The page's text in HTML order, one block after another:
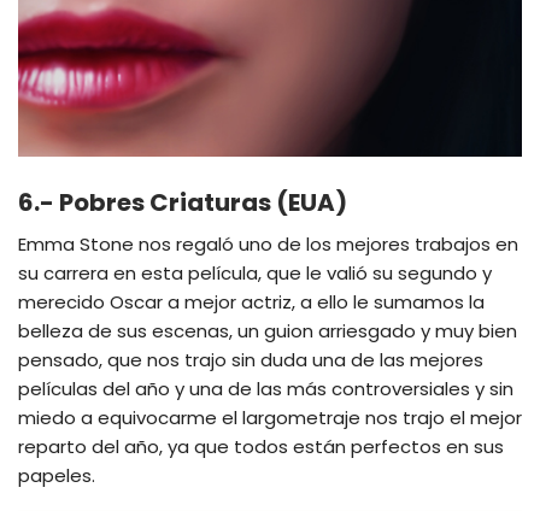
6.- Pobres Criaturas (EUA)
Emma Stone nos regaló uno de los mejores trabajos en
su carrera en esta película, que le valió su segundo y
merecido Oscar a mejor actriz, a ello le sumamos la
belleza de sus escenas, un guion arriesgado y muy bien
pensado, que nos trajo sin duda una de las mejores
películas del año y una de las más controversiales y sin
miedo a equivocarme el largometraje nos trajo el mejor
reparto del año, ya que todos están perfectos en sus
papeles.